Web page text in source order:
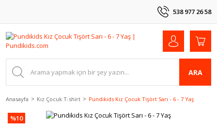
538 977 26 58
ARA
Anasayfa Kız Çocuk T-shirt Pundikids Kız Çocuk Tişört Sarı - 6 - 7 Yaş
%10